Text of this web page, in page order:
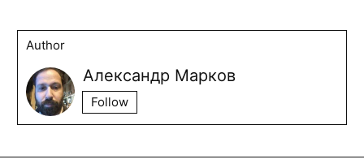
Author
Александр Марков
Follow